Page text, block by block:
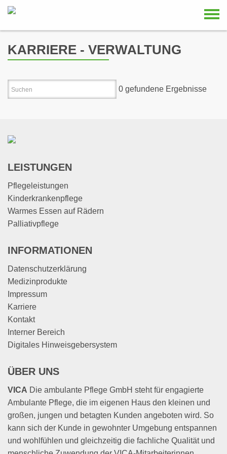
KARRIERE - VERWALTUNG
0 gefundene Ergebnisse
LEISTUNGEN
Pflegeleistungen
Kinderkrankenpflege
Warmes Essen auf Rädern
Palliativpflege
INFORMATIONEN
Datenschutzerklärung
Medizinprodukte
Impressum
Karriere
Kontakt
Interner Bereich
Digitales Hinweisgebersystem
ÜBER UNS
VICA Die ambulante Pflege GmbH steht für engagierte
Ambulante Pflege, die im eigenen Haus den kleinen und
großen, jungen und betagten Kunden angeboten wird. So
kann sich der Kunde in gewohnter Umgebung entspannen
und wohlfühlen und gleichzeitig die fachliche Qualität und